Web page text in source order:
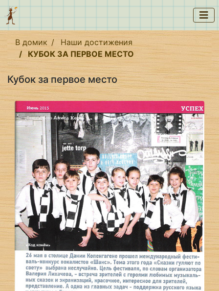
В домик
Наши достижения
КУБОК ЗА ПЕРВОЕ МЕСТО
Кубок за первое место